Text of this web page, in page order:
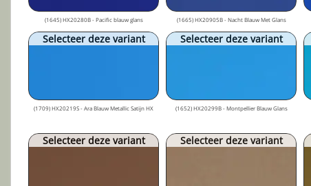
(1645) HX20280B - Pacific blauw glans (1665) HX20905B - Nacht Blauw Met Glans
Selecteer deze variant
(1709) HX20219S - Ara Blauw Metallic Satijn HX
Selecteer deze variant
(1652) HX20299B - Montpellier Blauw Glans
Selecteer deze variant Selecteer deze variant